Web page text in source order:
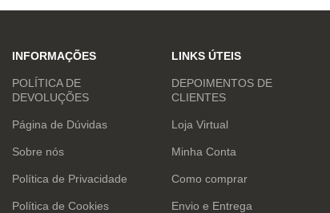
INFORMAÇÕES
POLÍTICA DE
DEVOLUÇÕES
Página de Dúvidas
Sobre nós
Política de Privacidade
Política de Cookies
LINKS ÚTEIS
DEPOIMENTOS DE
CLIENTES
Loja Virtual
Minha Conta
Como comprar
Envio e Entrega